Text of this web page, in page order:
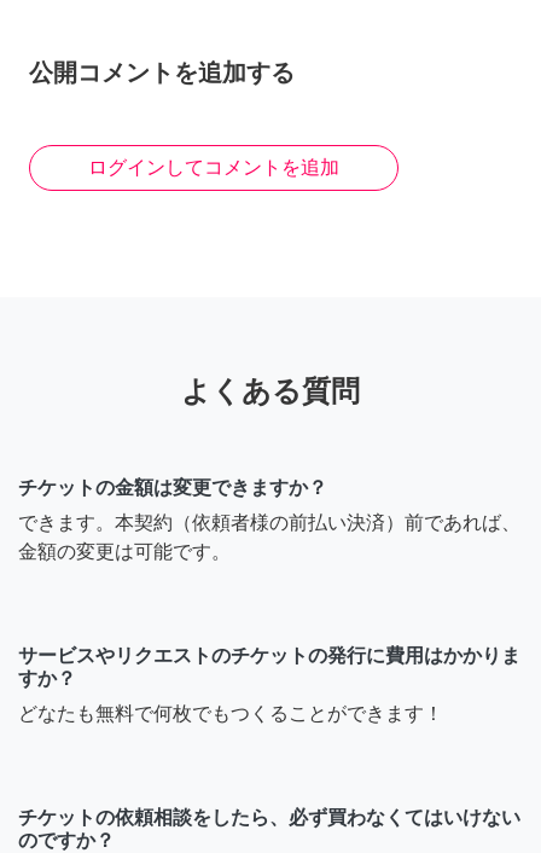
公開コメントを追加する
ログインしてコメントを追加
よくある質問
チケットの金額は変更できますか？
できます。本契約（依頼者様の前払い決済）前であれば、
金額の変更は可能です。
サービスやリクエストのチケットの発行に費用はかかりま
すか？
どなたも無料で何枚でもつくることができます！
チケットの依頼相談をしたら、必ず買わなくてはいけない
のですか？